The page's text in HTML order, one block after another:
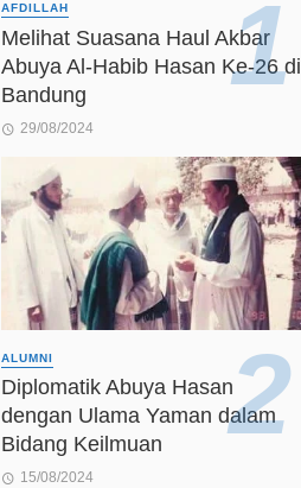
AFDILLAH
Melihat Suasana Haul Akbar
Abuya Al-Habib Hasan Ke-26 di
Bandung
29/08/2024
ALUMNI
Diplomatik Abuya Hasan
dengan Ulama Yaman dalam
Bidang Keilmuan
15/08/2024